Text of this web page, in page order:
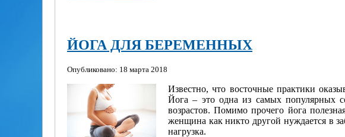
ЙОГА ДЛЯ БЕРЕМЕННЫХ
Опубликовано: 18 марта 2018
Известно, что восточные практики
Йога – это одна из самых популярных
возрастов. Помимо прочего йога
женщина как никто другой нуждается в
нагрузка.